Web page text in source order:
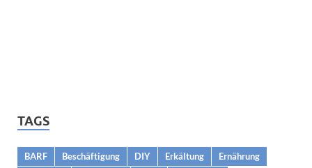
TAGS
BARF Beschäftigung DIY Erkältung
Ernährung